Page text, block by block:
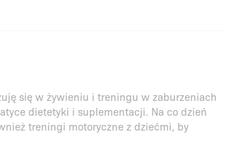
się w żywieniu i treningu w zaburzeniach
dietetyki i suplementacji. Na co dzień
treningi motoryczne z dziećmi, by